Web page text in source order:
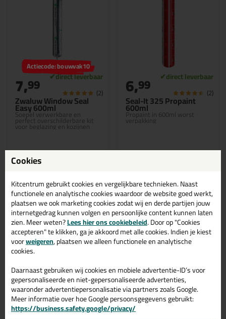
Zwaluw Window Seal
Easy 600ml
Soepel verwerkbare en
perfect overschilderbare kit
voor beglazing en kozijnen
Actiecode: bouwvak10
7,99 (2)
Bekijken
Seal-It 325 Propaint
600ml
Propaint in 600ml worst
verpakking
6,99 (2)
Bekijken
Cookies
Kitcentrum gebruikt cookies en vergelijkbare technieken. Naast
functionele en analytische cookies waardoor de website goed werkt,
plaatsen we ook marketing cookies zodat wij en derde partijen jouw
internetgedrag kunnen volgen en persoonlijke content kunnen laten
zien. Meer weten?Lees hier ons cookiebeleid. Door op "Cookies
accepteren" te klikken, ga je akkoord met alle cookies. Indien je kiest
voorweigeren, plaatsen we alleen functionele en analytische
cookies.
Daarnaast gebruiken wij cookies en mobiele advertentie-ID’s voor
gepersonaliseerde en niet-gepersonaliseerde advertenties,
waaronder advertentiepersonalisatie via partners zoals Google.
Meer informatie over hoe Google persoonsgegevens gebruikt:
https://business.safety.google/privacy/